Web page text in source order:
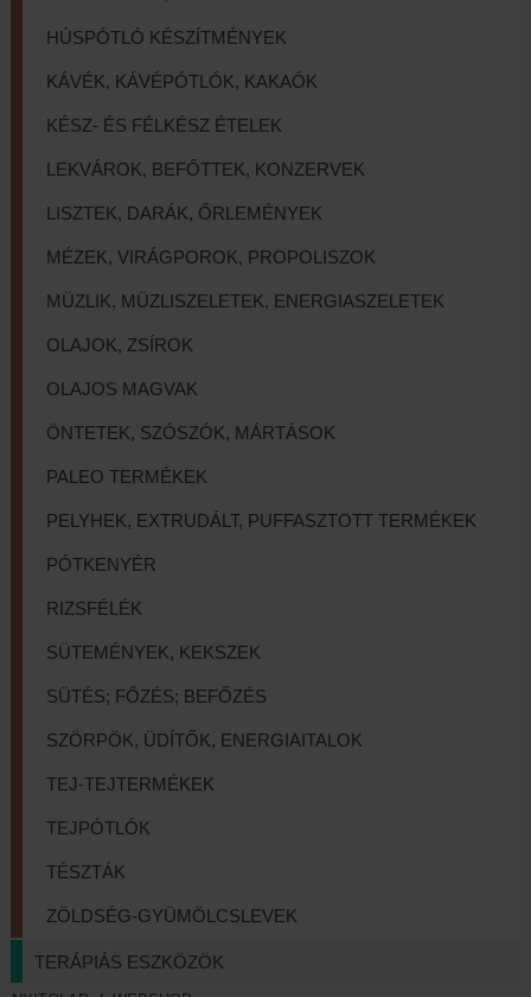
HÚSPÓTLÓ KÉSZÍTMÉNYEK
KÁVÉK, KÁVÉPÓTLÓK, KAKAÓK
KÉSZ- ÉS FÉLKÉSZ ÉTELEK
LEKVÁROK, BEFŐTTEK, KONZERVEK
LISZTEK, DARÁK, ŐRLEMÉNYEK
MÉZEK, VIRÁGPOROK, PROPOLISZOK
MÜZLIK, MÜZLISZELETEK, ENERGIASZELETEK
OLAJOK, ZSÍROK
OLAJOS MAGVAK
ÖNTETEK, SZÓSZÓK, MÁRTÁSOK
PALEO TERMÉKEK
PELYHEK, EXTRUDÁLT, PUFFASZTOTT TERMÉKEK
PÓTKENYÉR
RIZSFÉLÉK
SÜTEMÉNYEK, KEKSZEK
SÜTÉS; FŐZÉS; BEFŐZÉS
SZÖRPÖK, ÜDÍTŐK, ENERGIAITALOK
TEJ-TEJTERMÉKEK
TEJPÓTLÓK
TÉSZTÁK
ZÖLDSÉG-GYÜMÖLCSLEVEK
TERÁPIÁS ESZKÖZÖK